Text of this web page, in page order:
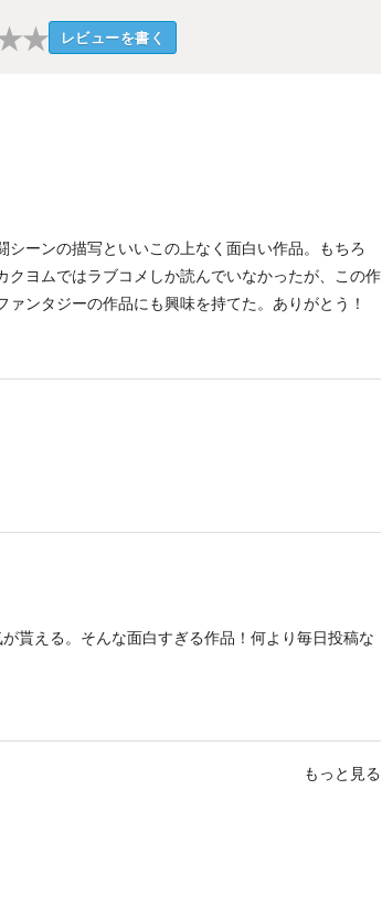
★ レビューを書く
ーンの描写といいこの上なく面白い作品。もちろ
クヨムではラブコメしか読んでいなかったが、この作
ンタジーの作品にも興味を持てた。ありがとう！
貰える。そんな面白すぎる作品！何より毎日投稿な
もっと見る